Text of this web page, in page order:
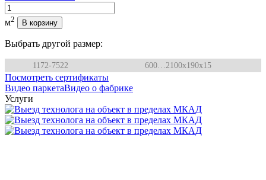
Количество
м2 В корзину
Выбрать другой размер:
1172-7522 600…2100x190x15
Посмотреть сертификаты
Видео паркетаВидео о фабрике
Услуги